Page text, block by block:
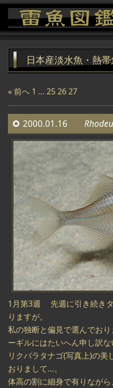
日本産淡水魚・熱
« 前へ 1 … 252627
2000.01.16
1月第3週 先週に引き続き
りますが。
私の独断と偏見で選んでお
ーギルにはたいへん申し訳
リクバラタナゴ(写真上)の美
おりまして…。
体高の割に細身で有りなが